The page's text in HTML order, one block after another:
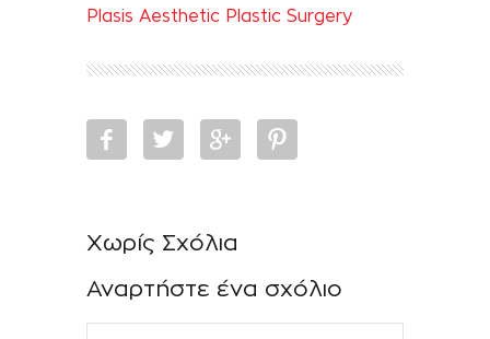
Plasis Aesthetic Plastic Surgery
Χωρίς Σχόλια
Αναρτήστε ένα σχόλιο